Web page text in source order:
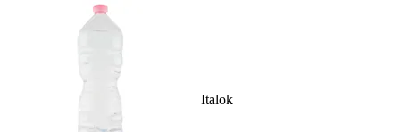
Italok